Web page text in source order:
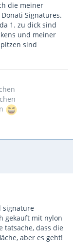
die meiner
Signatures.
1. zu dick sind
und meiner
sind
signature
gekauft mit nylon
tatsache, dass die
aber es geht!